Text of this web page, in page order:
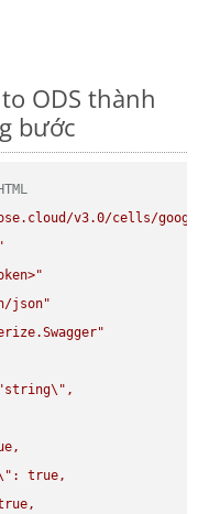
ODS thành
bước
v3.0/cells/
json"
string\" ,
: true,